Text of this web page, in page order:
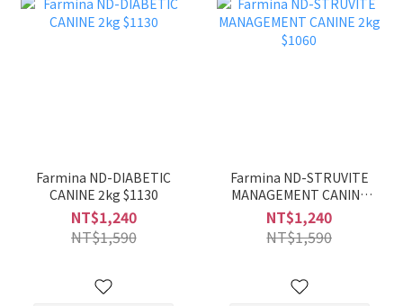
Farmina ND-DIABETIC
CANINE 2kg $1130
NT$1,240
NT$1,590
Farmina ND-STRUVITE
MANAGEMENT CANINE
2kg $1060
NT$1,240
NT$1,590